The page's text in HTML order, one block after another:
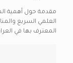
مقدمة حول أهمية
العلمي السريع
المعترف بها في